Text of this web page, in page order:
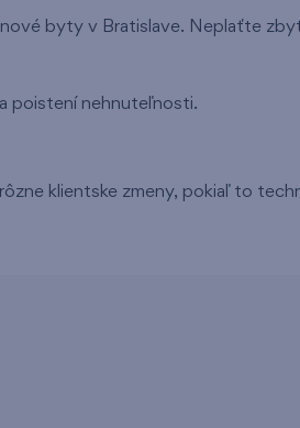
byty v Bratislave. Neplaťte
poistení nehnuteľnosti.
klientske zmeny, pokiaľ to